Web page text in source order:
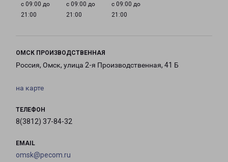
с 09:00 до
21:00
с 09:00 до
21:00
с 09:00 до
21:00
ОМСК ПРОИЗВОДСТВЕННАЯ
Россия, Омск, улица 2-я Производственная, 41 Б
на карте
ТЕЛЕФОН
8(3812) 37-84-32
EMAIL
omsk@pecom.ru